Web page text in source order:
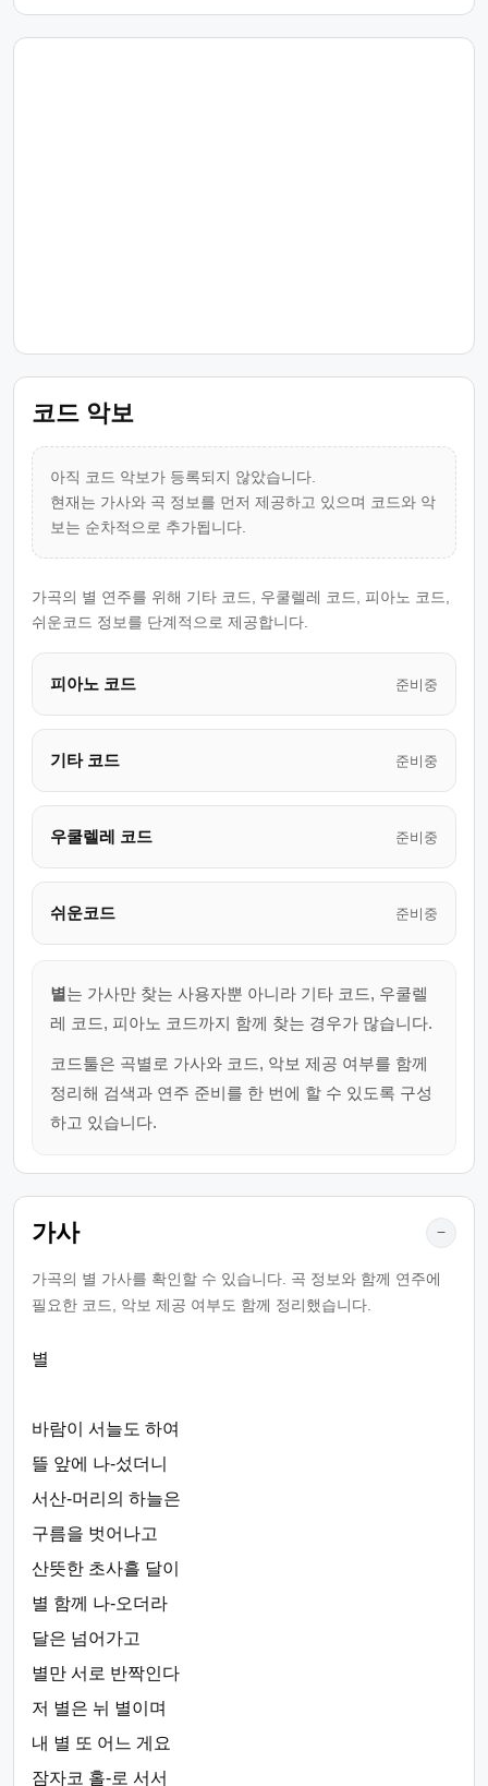
코드 악보
아직 코드 악보가 등록되지 않았습니다.
현재는 가사와 곡 정보를 먼저 제공하고 있으며 코드와 악
보는 순차적으로 추가됩니다.
가곡의 별 연주를 위해 기타 코드, 우쿨렐레 코드, 피아노 코드,
쉬운코드 정보를 단계적으로 제공합니다.
피아노 코드 준비중
기타 코드 준비중
우쿨렐레 코드 준비중
쉬운코드 준비중
별는 가사만 찾는 사용자뿐 아니라 기타 코드, 우쿨렐
레 코드, 피아노 코드까지 함께 찾는 경우가 많습니다.
코드툴은 곡별로 가사와 코드, 악보 제공 여부를 함께
정리해 검색과 연주 준비를 한 번에 할 수 있도록 구성
하고 있습니다.
가사 −
가곡의 별 가사를 확인할 수 있습니다. 곡 정보와 함께 연주에
필요한 코드, 악보 제공 여부도 함께 정리했습니다.
별
바람이 서늘도 하여
뜰 앞에 나-섰더니
서산-머리의 하늘은
구름을 벗어나고
산뜻한 초사흘 달이
별 함께 나-오더라
달은 넘어가고
별만 서로 반짝인다
저 별은 뉘 별이며
내 별 또 어느 게요
잠자코 홀-로 서서